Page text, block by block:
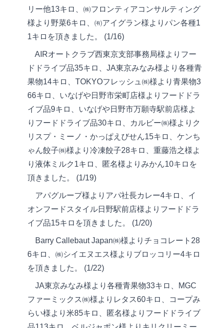
リー他13キロ、㈱フロンティアコンサルティング
様より野菜6キロ、㈲アイグラン様よりパン各種1
1キロを頂きました。 (1/16)
AIRオートクラブ西東京支部事務局様よりフー
ドドライブ品35キロ、JA東京みなみ様より各種青
果物14キロ、TOKYOフレッシュ㈱様より青果物3
66キロ、いなげや日野市栄町店様よりフードドラ
イブ品9キロ、いなげや日野市万願寺駅前店様よ
りフードドライブ品30キロ、カルビー㈱様よりク
リスプ・ミーノ・かっぱえびせん15キロ、ケンち
ゃん餃子㈱様より冷凍餃子28キロ、重藤浩之様よ
り液体ミルク1キロ、匿名様よりみかん10キロを
頂きました。 (1/19)
アパグループ様よりアパ社長カレー4キロ、イ
オンフードスタイル日野駅前店様よりフードドラ
イブ品15キロを頂きました。 (1/20)
Barry Callebaut Japan㈱様よりチョコレート28
6キロ、㈱シイエヌエス様よりブロッコリー4キロ
を頂きました。 (1/22)
JA東京みなみ様より各種青果物33キロ、MGC
ファーミックス㈱様よりレタス60キロ、コープみ
らい様より米85キロ、匿名様よりフードドライブ